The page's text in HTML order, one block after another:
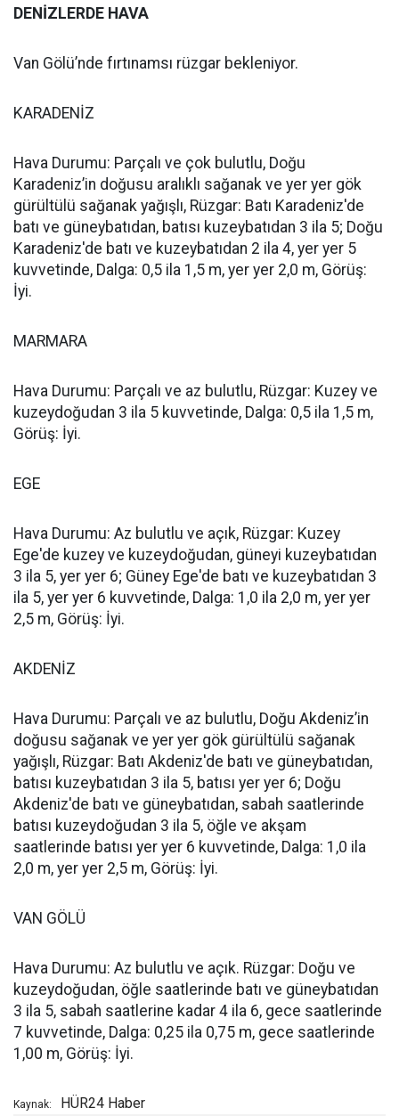
DENİZLERDE HAVA
Van Gölü’nde fırtınamsı rüzgar bekleniyor.
KARADENİZ
Hava Durumu: Parçalı ve çok bulutlu, Doğu
Karadeniz’in doğusu aralıklı sağanak ve yer yer gök
gürültülü sağanak yağışlı, Rüzgar: Batı Karadeniz'de
batı ve güneybatıdan, batısı kuzeybatıdan 3 ila 5; Doğu
Karadeniz'de batı ve kuzeybatıdan 2 ila 4, yer yer 5
kuvvetinde, Dalga: 0,5 ila 1,5 m, yer yer 2,0 m, Görüş:
İyi.
MARMARA
Hava Durumu: Parçalı ve az bulutlu, Rüzgar: Kuzey ve
kuzeydoğudan 3 ila 5 kuvvetinde, Dalga: 0,5 ila 1,5 m,
Görüş: İyi.
EGE
Hava Durumu: Az bulutlu ve açık, Rüzgar: Kuzey
Ege'de kuzey ve kuzeydoğudan, güneyi kuzeybatıdan
3 ila 5, yer yer 6; Güney Ege'de batı ve kuzeybatıdan 3
ila 5, yer yer 6 kuvvetinde, Dalga: 1,0 ila 2,0 m, yer yer
2,5 m, Görüş: İyi.
AKDENİZ
Hava Durumu: Parçalı ve az bulutlu, Doğu Akdeniz’in
doğusu sağanak ve yer yer gök gürültülü sağanak
yağışlı, Rüzgar: Batı Akdeniz'de batı ve güneybatıdan,
batısı kuzeybatıdan 3 ila 5, batısı yer yer 6; Doğu
Akdeniz'de batı ve güneybatıdan, sabah saatlerinde
batısı kuzeydoğudan 3 ila 5, öğle ve akşam
saatlerinde batısı yer yer 6 kuvvetinde, Dalga: 1,0 ila
2,0 m, yer yer 2,5 m, Görüş: İyi.
VAN GÖLÜ
Hava Durumu: Az bulutlu ve açık. Rüzgar: Doğu ve
kuzeydoğudan, öğle saatlerinde batı ve güneybatıdan
3 ila 5, sabah saatlerine kadar 4 ila 6, gece saatlerinde
7 kuvvetinde, Dalga: 0,25 ila 0,75 m, gece saatlerinde
1,00 m, Görüş: İyi.
Kaynak: HÜR24 Haber